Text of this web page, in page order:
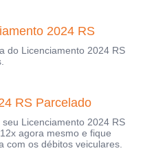
2024 RS
do Licenciamento 2024 RS
RS Parcelado
Licenciamento 2024 RS
agora mesmo e fique
com os débitos veiculares.